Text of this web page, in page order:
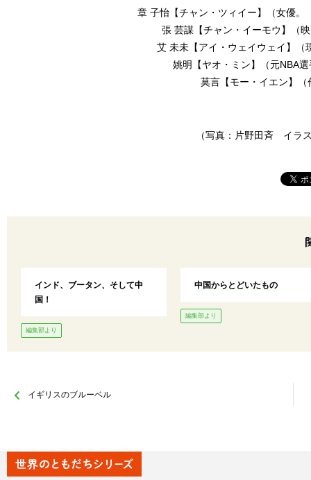
章 子怡【チャン・ツィイー】（女優。
張 芸謀【チャン・イーモウ】（
艾 未未【アイ・ウェイウェイ】（
姚明【ヤオ・ミン】（元NBA
莫言【モー・イエン】
（写真：片野田斉 イラ
インド、ブータン、そして中
国！
編集部より
中国からとどいたもの
編集部より
イギリスのブルーベル